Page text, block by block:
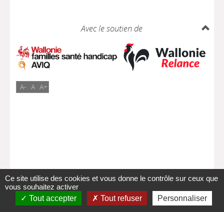
Avec le soutien de
A- A A+
Ce site utilise des cookies et vous donne le contrôle sur ceux que
vous souhaitez activer
Tout accepter
Tout refuser Personnaliser